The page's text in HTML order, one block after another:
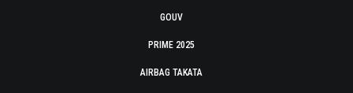
GOUV
PRIME 2025
AIRBAG TAKATA